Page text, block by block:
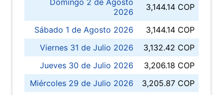
Domingo 2 de Agosto
2026
3,144.14 COP
Sábado 1 de Agosto 2026
3,144.14 COP
Viernes 31 de Julio 2026
3,132.42 COP
Jueves 30 de Julio 2026
3,206.18 COP
Miércoles 29 de Julio 2026
3,205.87 COP